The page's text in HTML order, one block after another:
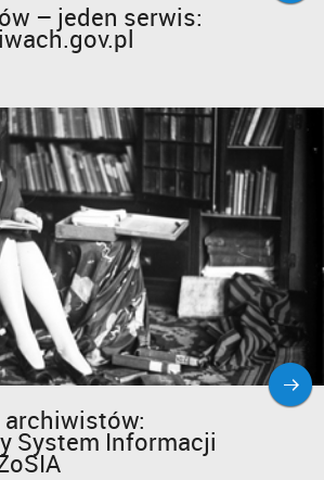
– jeden serwis:
System Informacji